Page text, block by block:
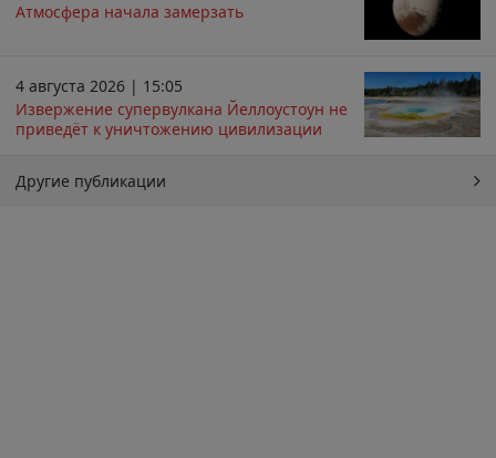
Атмосфера начала замерзать
4 августа 2026 | 15:05
Извержение супервулкана Йеллоустоун не
приведёт к уничтожению цивилизации
Другие публикации